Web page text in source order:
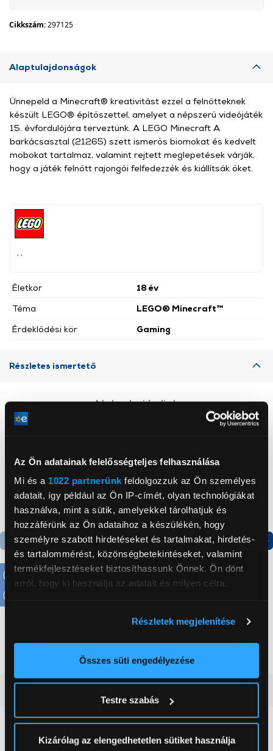
Az Ön adatainak felelősségteljes felhasználása
Mi és a 1022 partnerünk feldolgozzuk az Ön személyes
adatait, így például az Ön IP-címét, olyan technológiákat
használva, mint a sütik, amelyekkel tárolhatjuk és
hozzáférünk az Ön adataihoz a készülékén, hogy
személyre szabott hirdetéseket és tartalmakat, hirdetés-
és tartalommérést, közönségbetekintéseket, valamint
termékfejlesztéseket biztosíthassunk Önnek. Ön dönt
arról, hogy ki használja az adatait és milyen célra.
elhelyezkedéséről pár méteres pontossággal
Az Ön készülékén beazonosítása annak konkrét
módjairól és adja meg preferenciáit aRészletek
pontban. Bármikor módosíthatja vagy visszavonhatja a
Sütinyilatkozathoz való hozzájárulását.
Részletek megjelenítése
Összes süti engedélyezése
Testre szabás
Kizárólag az elengedhetetlen sütiket használja
Cikkszám:297125
Alaptulajdonságok
Életkor
18 év
Téma
LEGO® Minecraft™
Érdeklődési kör
Gaming
Ünnepeld a Minecraft® kreativitást ezzel a felnőtteknek
készült LEGO® építőszettel, amelyet a népszerű videójáték
15. évfordulójára terveztünk. A LEGO Minecraft A
barkácsasztal (21265) szett ismerős biomokat és kedvelt
mobokat tartalmaz, valamint rejtett meglepetések várják,
hogy a játék felnőtt rajongói felfedezzék és kiállítsák őket.
Részletes ismertető
Neked ajánljuk
-15 570 Ft
140 119 Ft155 689 Ft
Termék adatlap
59 999 Ft
0